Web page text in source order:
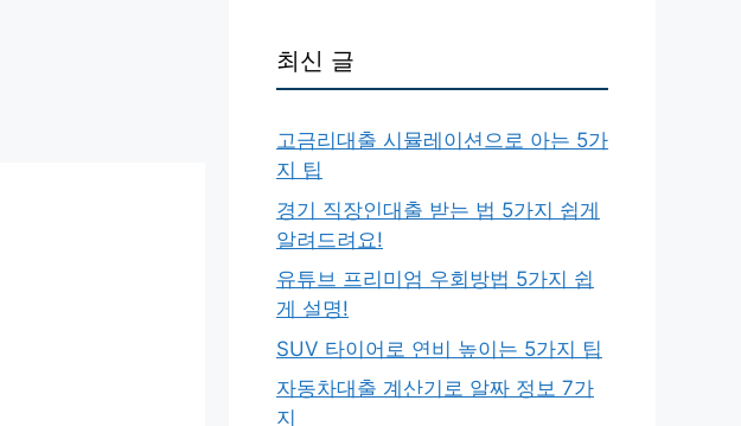
최신 글
고금리대출 시뮬레이션으로 아는 5가
지 팁
경기 직장인대출 받는 법 5가지 쉽게
알려드려요!
유튜브 프리미엄 우회방법 5가지 쉽
게 설명!
SUV 타이어로 연비 높이는 5가지 팁
자동차대출 계산기로 알짜 정보 7가
지